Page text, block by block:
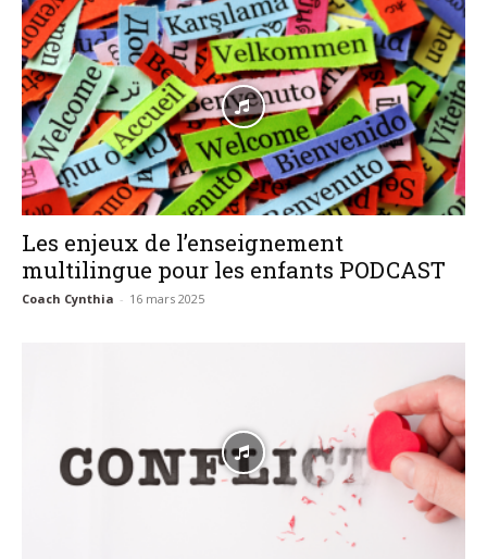
Les enjeux de l’enseignement
multilingue pour les enfants PODCAST
Coach Cynthia - 16 mars 2025